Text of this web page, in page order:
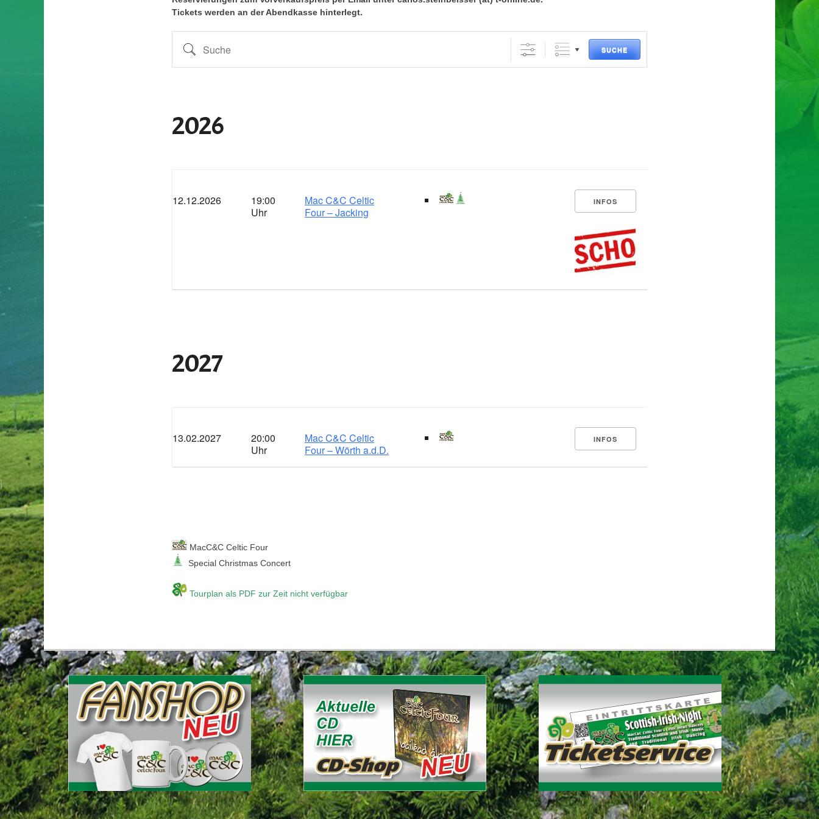
Tickets werden an der Abendkasse hinterlegt.
Suche SUCHE
2026
12.12.2026
19:00
Uhr
Mac C&C Celtic
Four – Jacking
INFOS
2027
13.02.2027
20:00
Uhr
Mac C&C Celtic
Four – Wörth a.d.D.
INFOS
MacC&C Celtic Four
Special Christmas Concert
Tourplan als PDF zur Zeit nicht verfügbar